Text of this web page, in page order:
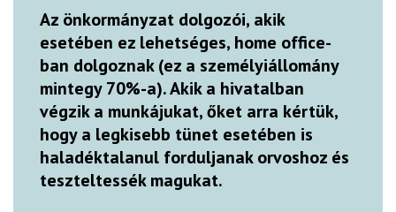
Az önkormányzat dolgozói, akik
esetében ez lehetséges, home office-
ban dolgoznak (ez a személyiállomány
mintegy 70%-a). Akik a hivatalban
végzik a munkájukat, őket arra kértük,
hogy a legkisebb tünet esetében is
haladéktalanul forduljanak orvoshoz és
teszteltessék magukat.